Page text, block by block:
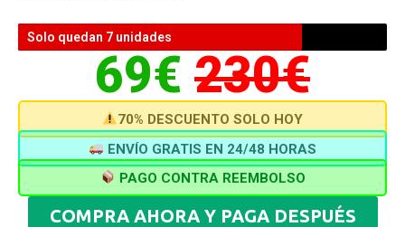
Solo quedan 7 unidades
69€ 230€
70% DESCUENTO SOLO HOY
ENVÍO GRATIS EN 24/48 HORAS
PAGO CONTRA REEMBOLSO
COMPRA AHORA Y PAGA DESPUÉS